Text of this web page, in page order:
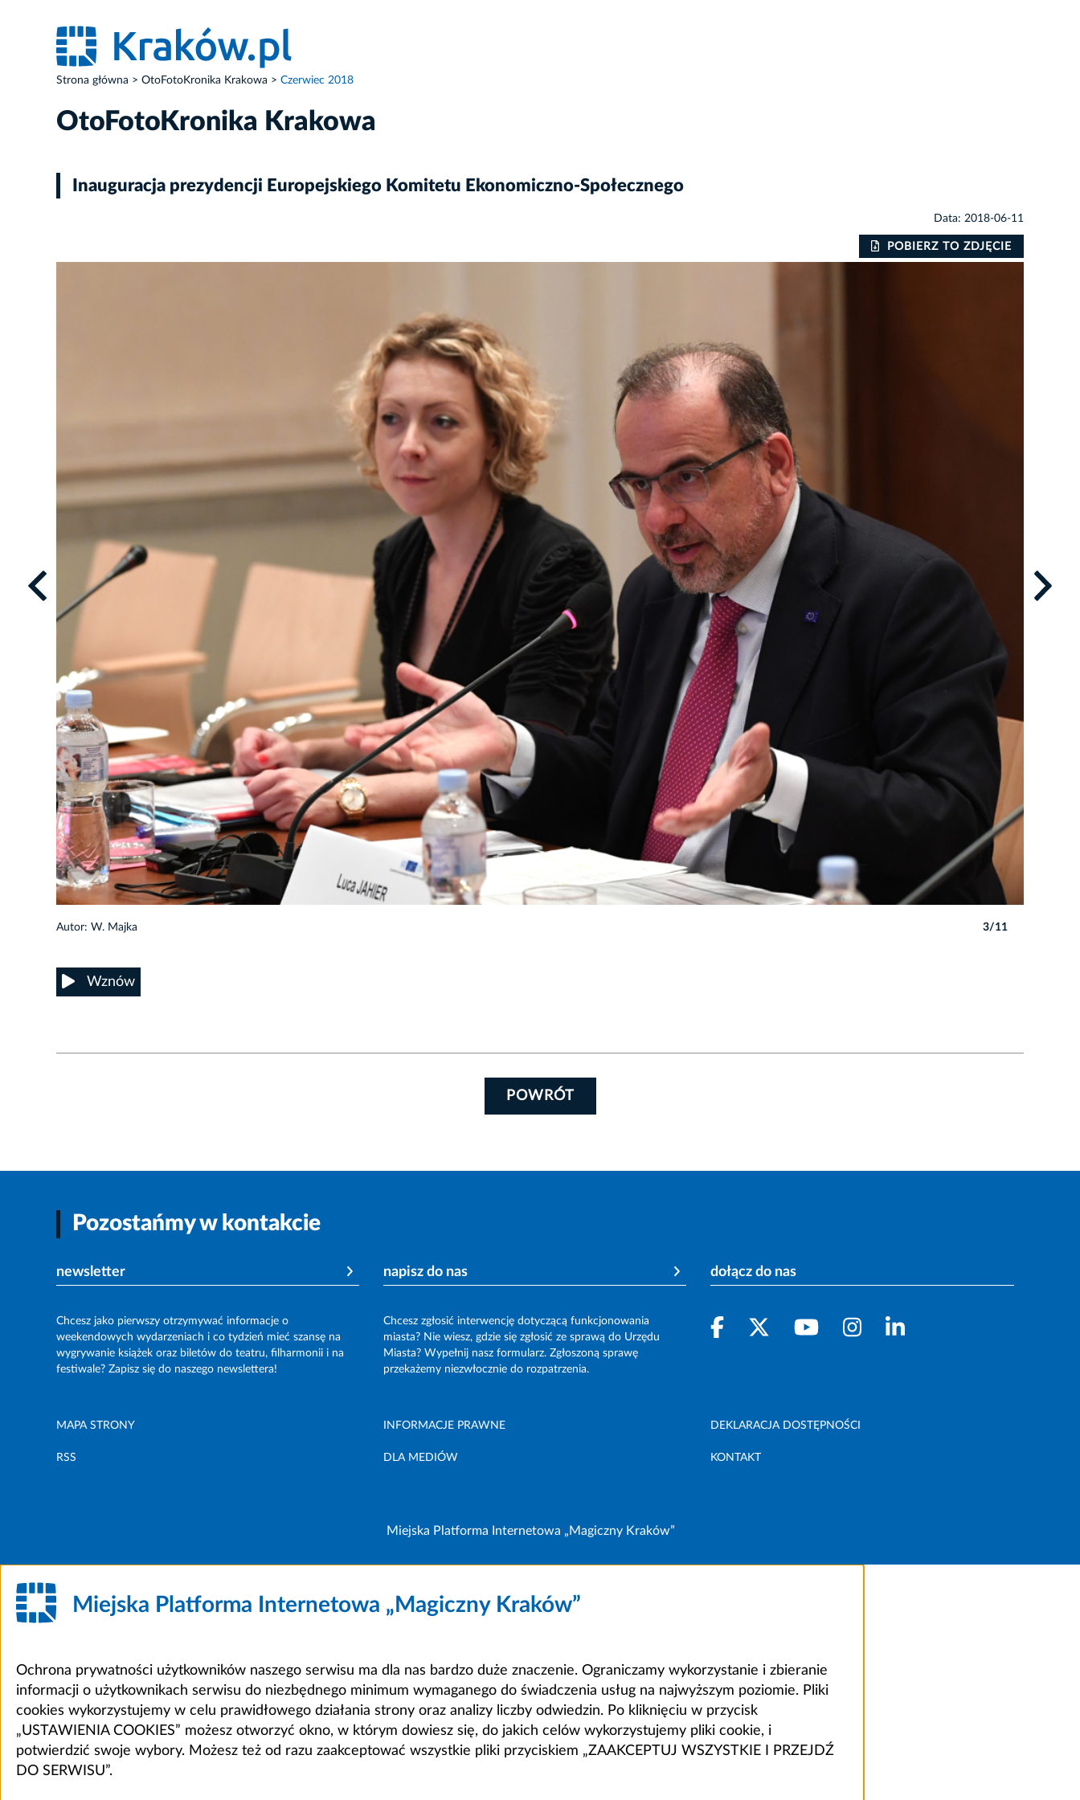
Strona główna OtoFotoKronika Krakowa Czerwiec 2018
OtoFotoKronika Krakowa
Inauguracja prezydencji Europejskiego Komitetu Ekonomiczno-Społecznego
Data: 2018-06-11
POBIERZ TO ZDJĘCIE
Autor: W. Majka 3/11
Wznów
POWRÓT
Pozostańmy w kontakcie
newsletter
Chcesz jako pierwszy otrzymywać informacje o
weekendowych wydarzeniach i co tydzień mieć szansę na
wygrywanie książek oraz biletów do teatru, filharmonii i na
festiwale? Zapisz się do naszego newslettera!
napisz do nas
Chcesz zgłosić interwencję dotyczącą funkcjonowania
miasta? Nie wiesz, gdzie się zgłosić ze sprawą do Urzędu
Miasta? Wypełnij nasz formularz. Zgłoszoną sprawę
przekażemy niezwłocznie do rozpatrzenia.
dołącz do nas
MAPA STRONY INFORMACJE PRAWNE DEKLARACJA DOSTĘPNOŚCI
RSS DLA MEDIÓW KONTAKT
Miejska Platforma Internetowa „Magiczny Kraków”
Miejska Platforma Internetowa „Magiczny Kraków”
Ochrona prywatności użytkowników naszego serwisu ma dla nas bardzo duże znaczenie. Ograniczamy wykorzystanie i zbieranie
informacji o użytkownikach serwisu do niezbędnego minimum wymaganego do świadczenia usług na najwyższym poziomie. Pliki
cookies wykorzystujemy w celu prawidłowego działania strony oraz analizy liczby odwiedzin. Po kliknięciu w przycisk
„USTAWIENIA COOKIES” możesz otworzyć okno, w którym dowiesz się, do jakich celów wykorzystujemy pliki cookie, i
potwierdzić swoje wybory. Możesz też od razu zaakceptować wszystkie pliki przyciskiem „ZAAKCEPTUJ WSZYSTKIE I PRZEJDŹ
DO SERWISU”.